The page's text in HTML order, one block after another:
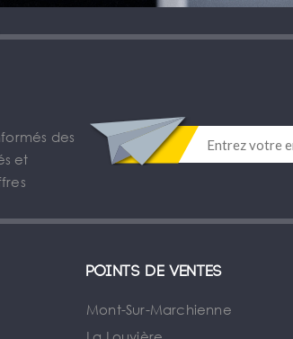
des
et
Points de ventes
Mont-Sur-Marchienne